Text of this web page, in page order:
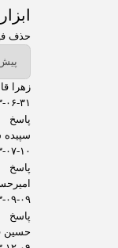
حذف
زهرا
۱۴۰۳-
پاسخ
سپیده
۱۴۰۳-
پاسخ
۱۴۰۳-
پاسخ
حسین